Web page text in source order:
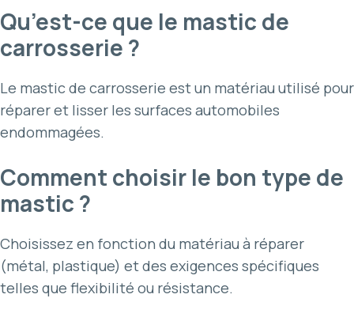
Qu’est-ce que le mastic de
carrosserie ?
Le mastic de carrosserie est un matériau utilisé pour
réparer et lisser les surfaces automobiles
endommagées.
Comment choisir le bon type de
mastic ?
Choisissez en fonction du matériau à réparer
(métal, plastique) et des exigences spécifiques
telles que flexibilité ou résistance.